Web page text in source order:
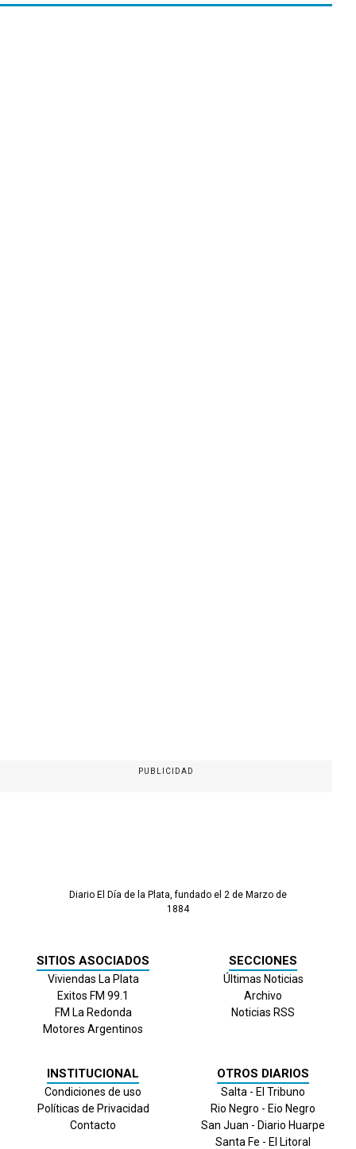
PUBLICIDAD
Diario El Día de la Plata, fundado el 2 de Marzo de
1884
SITIOS ASOCIADOS
Viviendas La Plata
Exitos FM 99.1
FM La Redonda
Motores Argentinos
SECCIONES
Últimas Noticias
Archivo
Noticias RSS
INSTITUCIONAL
Condiciones de uso
Políticas de Privacidad
Contacto
OTROS DIARIOS
Salta - El Tribuno
Rio Negro - Eio Negro
San Juan - Diario Huarpe
Santa Fe - El Litoral